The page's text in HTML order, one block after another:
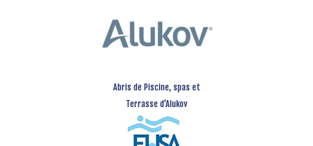
Abris de Piscine, spas et
Terrasse d’Alukov